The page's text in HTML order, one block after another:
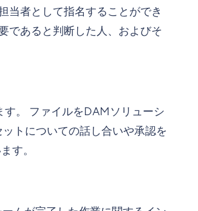
当者として指名することができ
であると判断した人、およびそ
。 ファイルをDAMソリューシ
トについての話し合いや承認を
す。